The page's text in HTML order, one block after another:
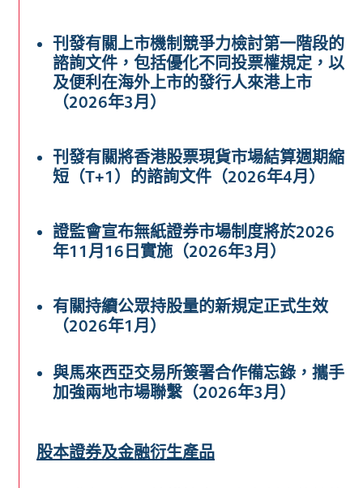
刊發有關上市機制競爭力檢討第一階段的
諮詢文件，包括優化不同投票權規定，以
及便利在海外上市的發行人來港上市
（2026年3月）
刊發有關將香港股票現貨市場結算週期縮
短（T+1）的諮詢文件（2026年4月）
證監會宣布無紙證券市場制度將於2026
年11月16日實施（2026年3月）
有關持續公眾持股量的新規定正式生效
（2026年1月）
與馬來西亞交易所簽署合作備忘錄，攜手
加強兩地市場聯繫（2026年3月）
股本證券及金融衍生產品